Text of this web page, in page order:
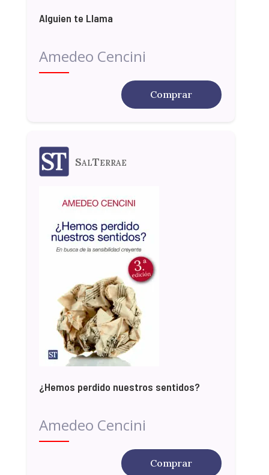
Alguien te Llama
Amedeo Cencini
Comprar
SalTerrae
¿Hemos perdido nuestros sentidos?
Amedeo Cencini
Comprar